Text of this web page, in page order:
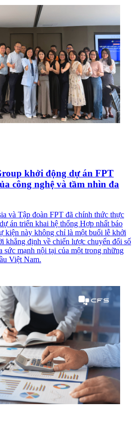
khởi động dự án FPT
công nghệ và tầm nhìn đa
và Tập đoàn FPT đã chính thức thực
án triển khai hệ thống Hợp nhất báo
kiện này không chỉ là một buổi lễ khởi
khẳng định về chiến lược chuyển đổi số
sức mạnh nội tại của một trong những
Việt Nam.